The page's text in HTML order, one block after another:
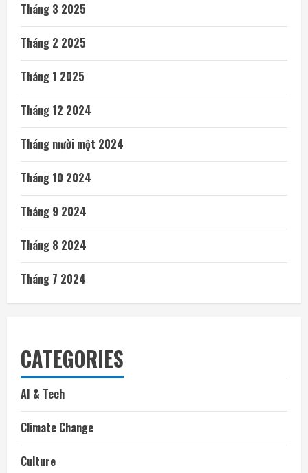
Tháng 3 2025
Tháng 2 2025
Tháng 1 2025
Tháng 12 2024
Tháng mười một 2024
Tháng 10 2024
Tháng 9 2024
Tháng 8 2024
Tháng 7 2024
CATEGORIES
AI & Tech
Climate Change
Culture